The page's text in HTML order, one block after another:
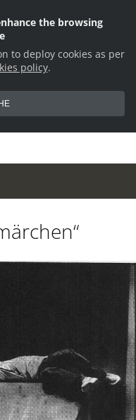
the browsing
to deploy cookies as per
policy.